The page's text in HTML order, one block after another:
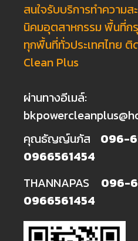
สนใจรับบริการทำความส
นิคมอุตสาหกรรม พื้นที่ก
ทุกพื้นที่ทั่วประเทศไทย
Clean Plus
ผ่านทางอีเมล์:
คุณธัญญ์นภัส
096-
0966561454
THANNAPAS 096-
0966561454